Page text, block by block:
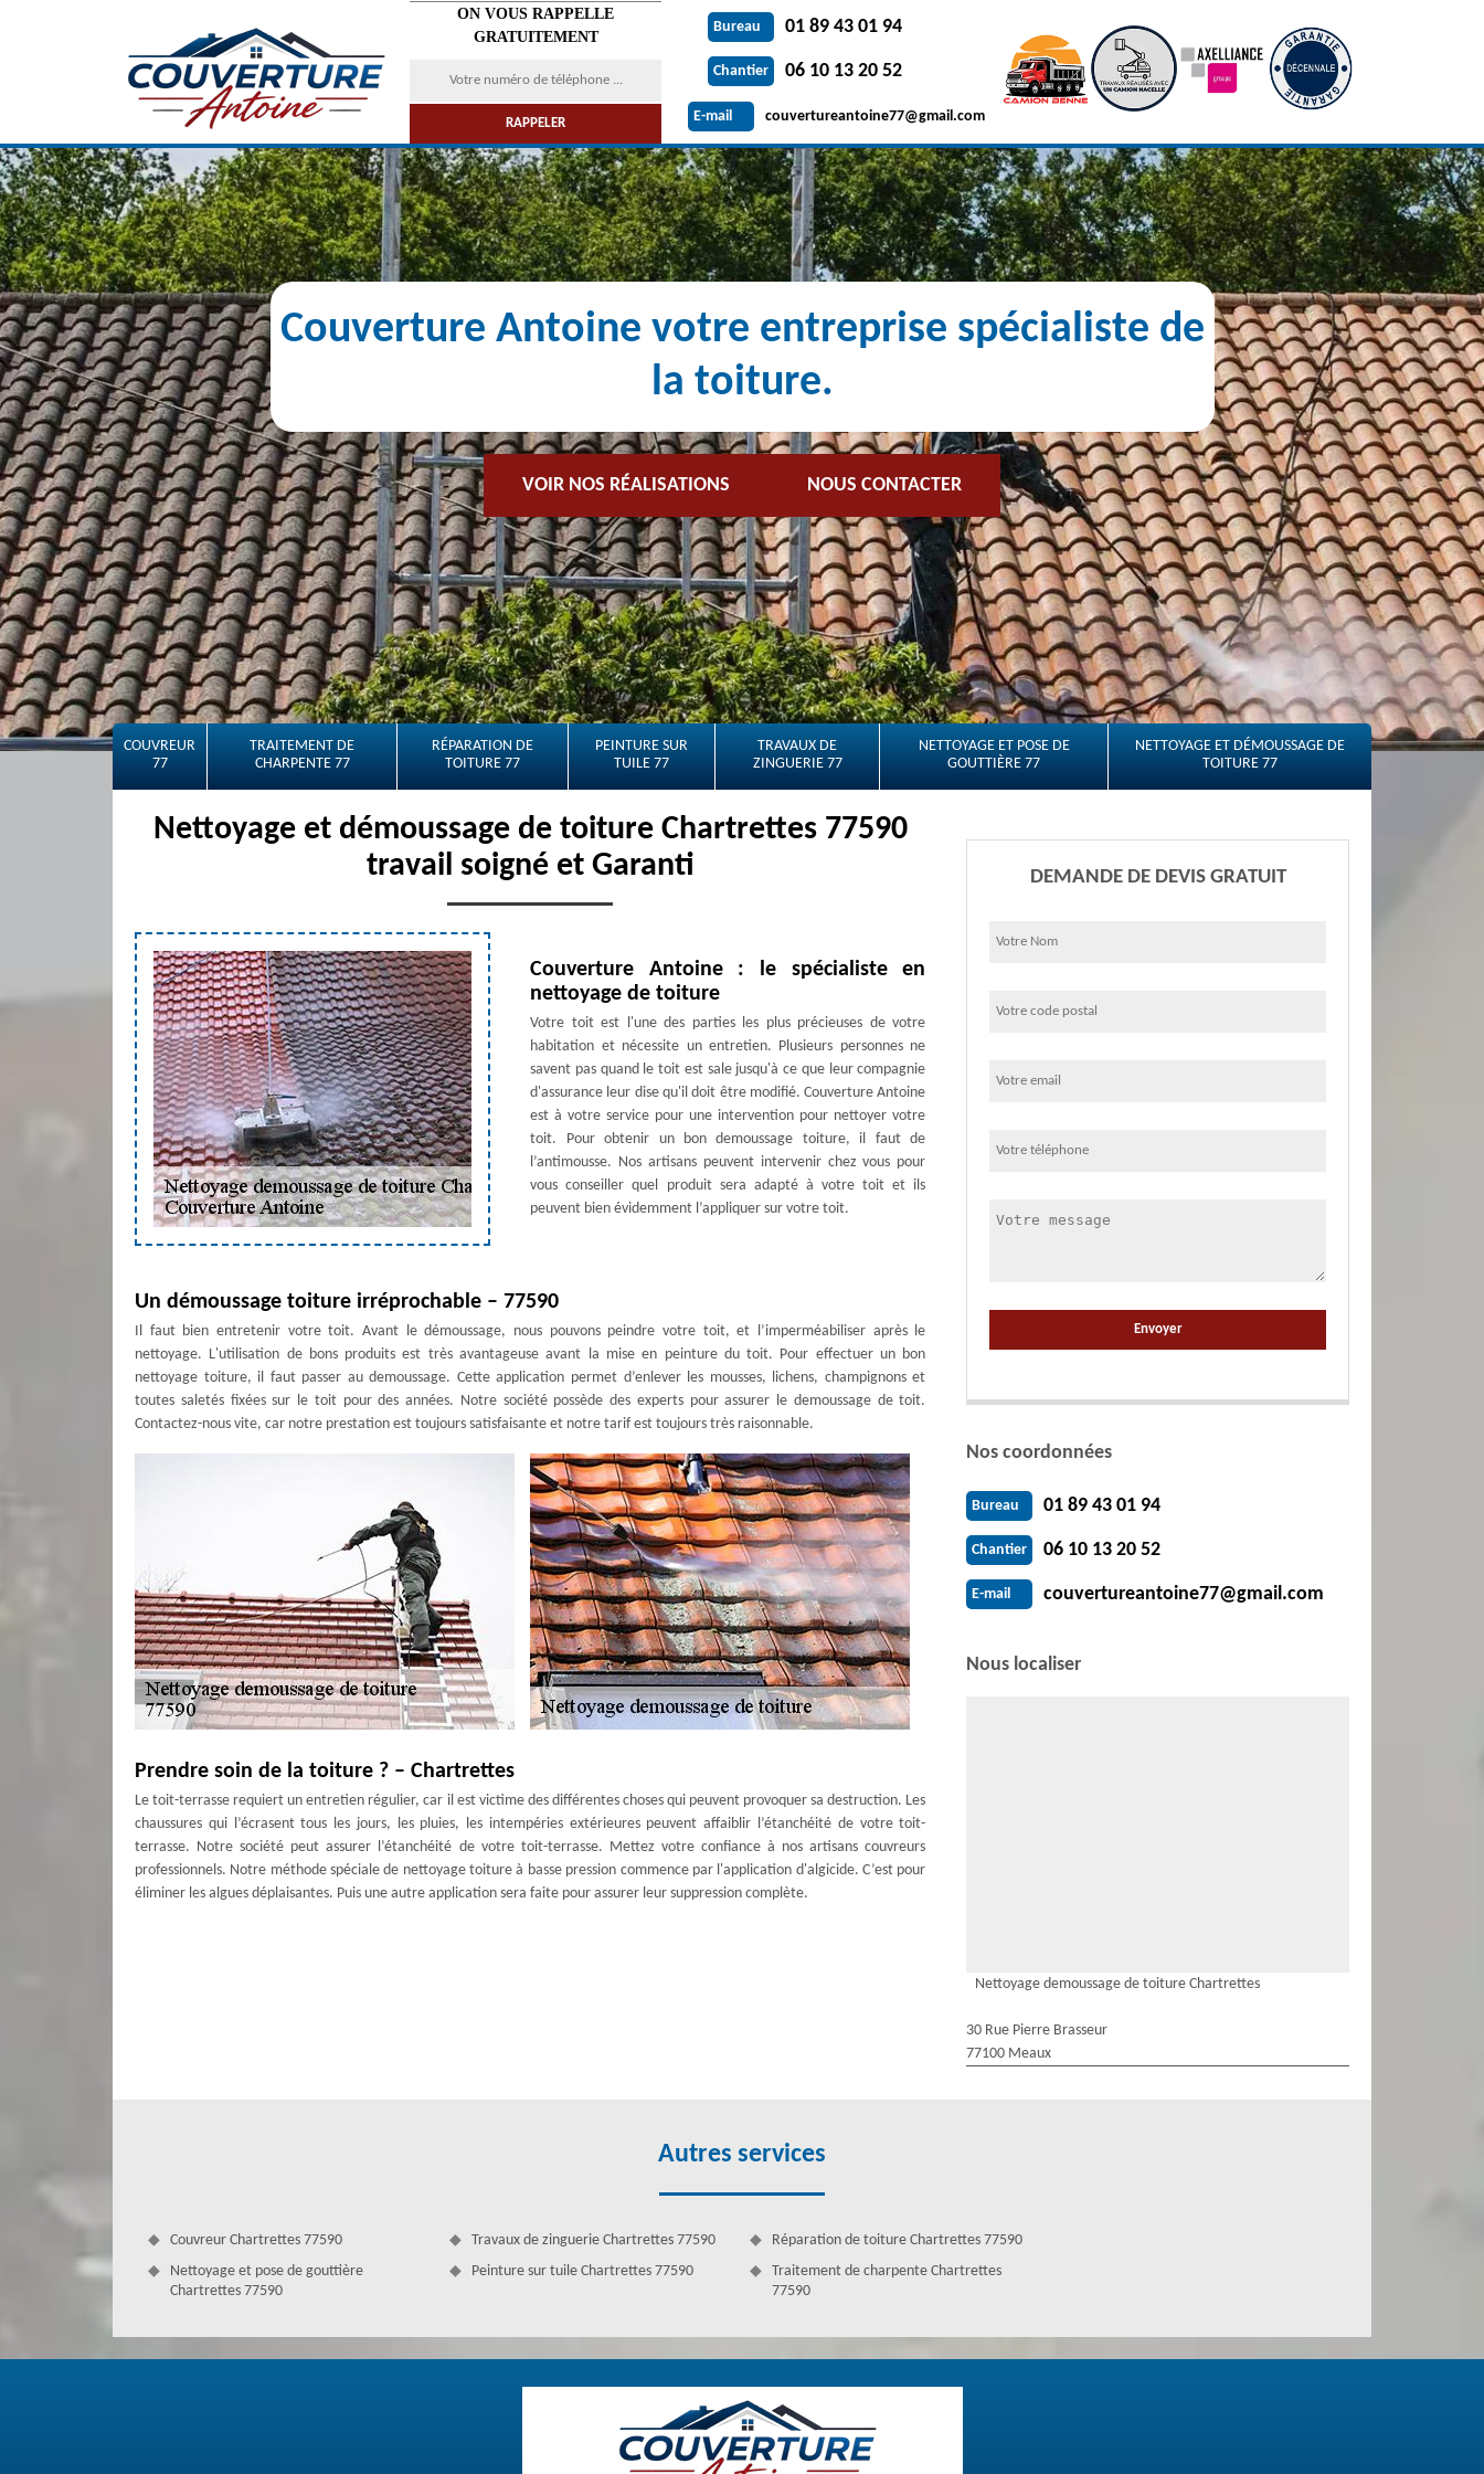
ON VOUS RAPPELLE
GRATUITEMENT
Bureau 01 89 43 01 94
Chantier 06 10 13 20 52
E-mail couvertureantoine77@gmail.com
Couverture Antoine votre entreprise spécialiste de
la toiture.
VOIR NOS RÉALISATIONS NOUS CONTACTER
COUVREUR
77
TRAITEMENT DE
CHARPENTE 77
RÉPARATION DE
TOITURE 77
PEINTURE SUR
TUILE 77
TRAVAUX DE
ZINGUERIE 77
NETTOYAGE ET POSE DE
GOUTTIÈRE 77
NETTOYAGE ET DÉMOUSSAGE DE
TOITURE 77
Nettoyage et démoussage de toiture Chartrettes 77590
travail soigné et Garanti
Couverture Antoine : le spécialiste en
nettoyage de toiture
Votre toit est l'une des parties les plus précieuses de votre
habitation et nécessite un entretien. Plusieurs personnes ne
savent pas quand le toit est sale jusqu'à ce que leur compagnie
d'assurance leur dise qu'il doit être modifié. Couverture Antoine
est à votre service pour une intervention pour nettoyer votre
toit. Pour obtenir un bon demoussage toiture, il faut de
l’antimousse. Nos artisans peuvent intervenir chez vous pour
vous conseiller quel produit sera adapté à votre toit et ils
peuvent bien évidemment l’appliquer sur votre toit.
Un démoussage toiture irréprochable – 77590
Il faut bien entretenir votre toit. Avant le démoussage, nous pouvons peindre votre toit, et l’imperméabiliser après le
nettoyage. L'utilisation de bons produits est très avantageuse avant la mise en peinture du toit. Pour effectuer un bon
nettoyage toiture, il faut passer au demoussage. Cette application permet d’enlever les mousses, lichens, champignons et
toutes saletés fixées sur le toit pour des années. Notre société possède des experts pour assurer le demoussage de toit.
Contactez-nous vite, car notre prestation est toujours satisfaisante et notre tarif est toujours très raisonnable.
Prendre soin de la toiture ? – Chartrettes
Le toit-terrasse requiert un entretien régulier, car il est victime des différentes choses qui peuvent provoquer sa destruction. Les
chaussures qui l’écrasent tous les jours, les pluies, les intempéries extérieures peuvent affaiblir l’étanchéité de votre toit-
terrasse. Notre société peut assurer l’étanchéité de votre toit-terrasse. Mettez votre confiance à nos artisans couvreurs
professionnels. Notre méthode spéciale de nettoyage toiture à basse pression commence par l'application d'algicide. C’est pour
éliminer les algues déplaisantes. Puis une autre application sera faite pour assurer leur suppression complète.
Le démoussage de tuile de Couverture Antoine à Chartrettes
Le démoussage est indispensable pour échapper aux dommages irréparables. Bon pour les tuiles, le démoussage revivifiera
votre toiture. Bien qu'il soit défiant de le faire vous-même, bénéficiez de notre service pour faire la tâche. Le demoussage de
tuile est nécessaire pour garder sa qualité et sa durée de vie. Celui-ci aide à cette dernière d’être sécurisée par les agents
DEMANDE DE DEVIS GRATUIT
Nos coordonnées
Bureau 01 89 43 01 94
Chantier 06 10 13 20 52
E-mail couvertureantoine77@gmail.com
Nous localiser
Nettoyage demoussage de toiture Chartrettes
30 Rue Pierre Brasseur
77100 Meaux
Autres services
Couvreur Chartrettes 77590
Nettoyage et pose de gouttière
Chartrettes 77590
Travaux de zinguerie Chartrettes 77590
Peinture sur tuile Chartrettes 77590
Réparation de toiture Chartrettes 77590
Traitement de charpente Chartrettes
77590